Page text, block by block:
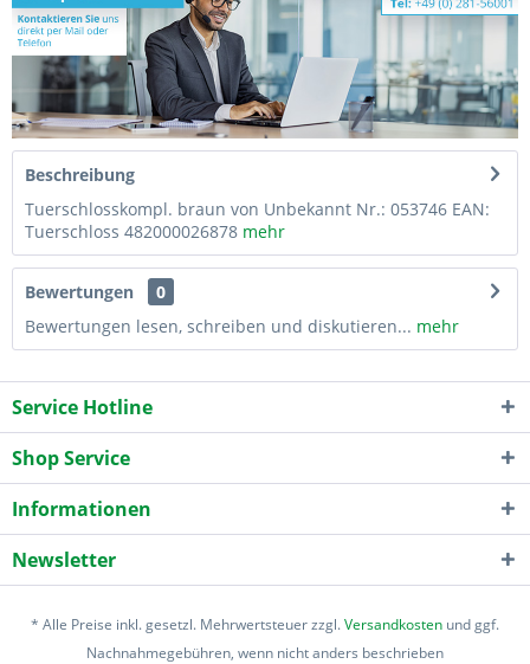
Beschreibung
Tuerschlosskompl. braun von Unbekannt Nr.: 053746 EAN:
Tuerschloss 482000026878 mehr
Bewertungen
0
Bewertungen lesen, schreiben und diskutieren... mehr
Service Hotline
Shop Service
Informationen
Newsletter
* Alle Preise inkl. gesetzl. Mehrwertsteuer zzgl.Versandkosten und ggf.
Nachnahmegebühren, wenn nicht anders beschrieben